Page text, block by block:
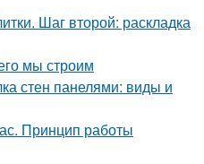
Шаг второй: раскладка
мы строим
стен панелями: виды и
Принцип работы